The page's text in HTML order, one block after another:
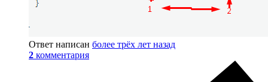
Ответ написан более трёх лет назад
2 комментария